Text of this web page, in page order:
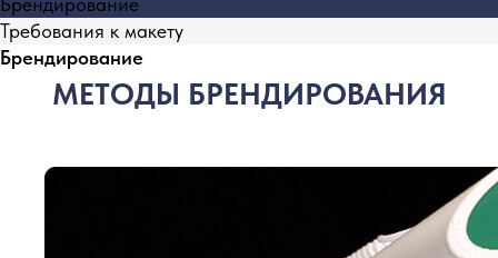
Требования к макету
Брендирование
МЕТОДЫ БРЕНДИРОВАНИЯ